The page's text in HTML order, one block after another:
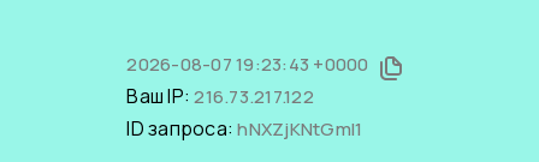
2026-08-07 19:23:43 +0000
Ваш IP:216.73.217.122
ID запроса:hNXZjKNtGmI1